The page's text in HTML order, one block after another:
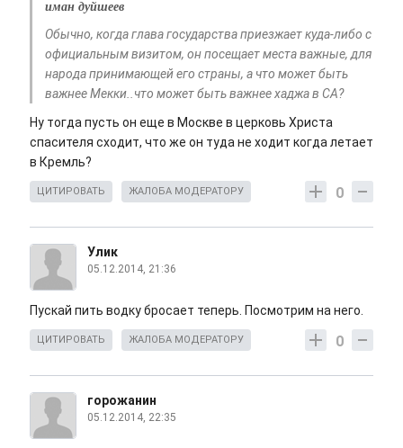
иман дуйшеев
Обычно, когда глава государства приезжает куда-либо с
официальным визитом, он посещает места важные, для
народа принимающей его страны, а что может быть
важнее Мекки..что может быть важнее хаджа в СА?
Ну тогда пусть он еще в Москве в церковь Христа
спасителя сходит, что же он туда не ходит когда летает
в Кремль?
0
ЦИТИРОВАТЬ ЖАЛОБА МОДЕРАТОРУ
Улик
05.12.2014, 21:36
Пускай пить водку бросает теперь. Посмотрим на него.
0
ЦИТИРОВАТЬ ЖАЛОБА МОДЕРАТОРУ
горожанин
05.12.2014, 22:35